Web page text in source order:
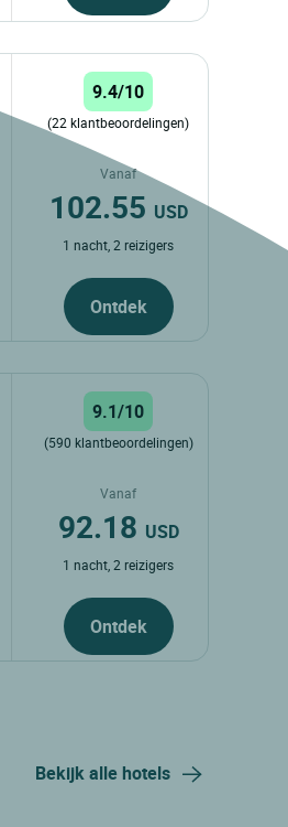
9.4/10
(22 klantbeoordelingen)
Vanaf
102.55 USD
1 nacht, 2 reizigers
Ontdek
9.1/10
(590 klantbeoordelingen)
Vanaf
92.18 USD
1 nacht, 2 reizigers
Ontdek
Bekijk alle hotels